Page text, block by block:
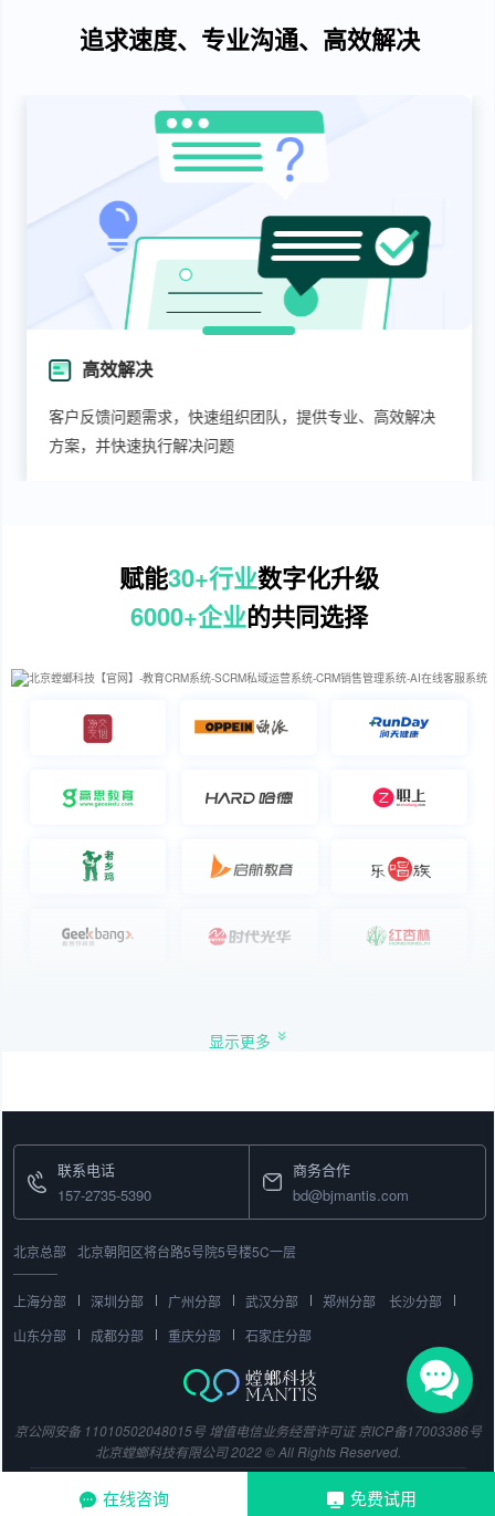
在线咨询 免费试用
追求速度、专业沟通、高效解决
高效解决
客户反馈问题需求，快速组织团队，提供专业、高效解决
方案，并快速执行解决问题
赋能30+行业数字化升级
6000+企业的共同选择
显示更多
联系电话
157-2735-5390
商务合作
bd@bjmantis.com
北京总部 北京朝阳区将台路5号院5号楼5C一层
上海分部 深圳分部 广州分部 武汉分部 郑州分部
长沙分部
山东分部
成都分部 重庆分部 石家庄分部
京公网安备 11010502048015号 增值电信业务经营许可证 京ICP备17003386号
北京螳螂科技有限公司 2022 © All Rights Reserved.